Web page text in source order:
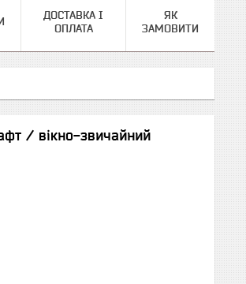
ДОСТАВКА І
ОПЛАТА
ЯК
ЗАМОВИТИ
/ вікно-звичайний